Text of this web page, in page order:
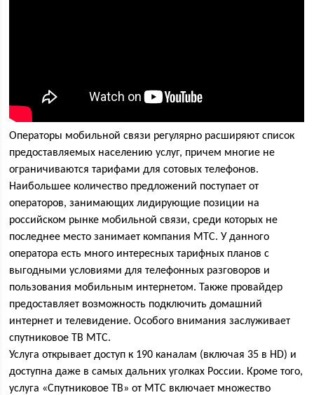
Операторы мобильной связи регулярно расширяют список
предоставляемых населению услуг, причем многие не
ограничиваются тарифами для сотовых телефонов.
Наибольшее количество предложений поступает от
операторов, занимающих лидирующие позиции на
российском рынке мобильной связи, среди которых не
последнее место занимает компания МТС. У данного
оператора есть много интересных тарифных планов с
выгодными условиями для телефонных разговоров и
пользования мобильным интернетом. Также провайдер
предоставляет возможность подключить домашний
интернет и телевидение. Особого внимания заслуживает
спутниковое ТВ МТС.
Услуга открывает доступ к 190 каналам (включая 35 в HD) и
доступна даже в самых дальних уголках России. Кроме того,
услуга «Спутниковое ТВ» от МТС включает множество